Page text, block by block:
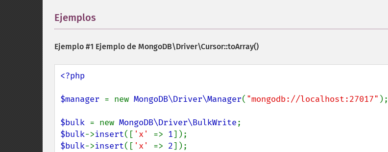
Ejemplos
Ejemplo #1 Ejemplo de MongoDB\Driver\Cursor::toArray()
<?php
$manager = new MongoDB\Driver\Manager( "mongodb://localhost:27017" );
$bulk = new MongoDB\Driver\BulkWrite
$bulk->insert([ 'x' => 1
$bulk->insert([ 'x' => 2